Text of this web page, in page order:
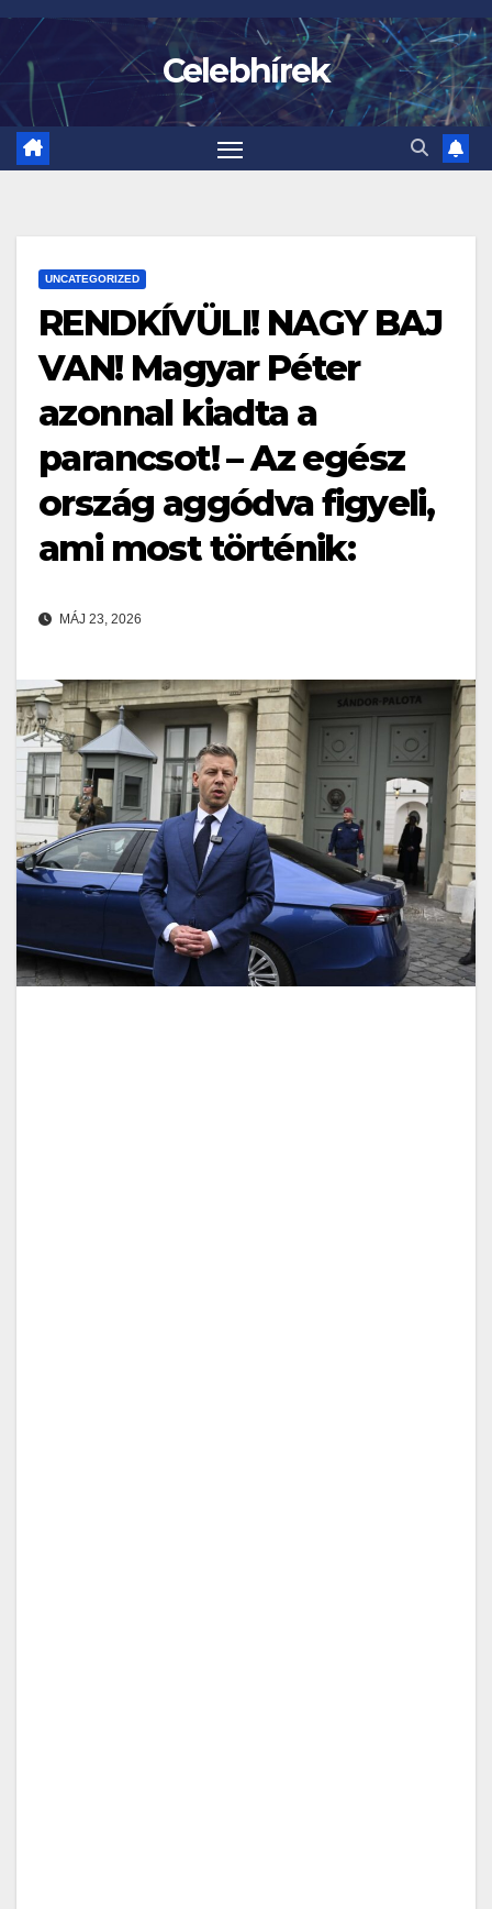
Skip
content
Celebhírek
UNCATEGORIZED
RENDKÍVÜLI! NAGY BAJ
VAN! Magyar Péter
azonnal kiadta a
parancsot! – Az egész
ország aggódva figyeli,
ami most történik:
MÁJ 23, 2026